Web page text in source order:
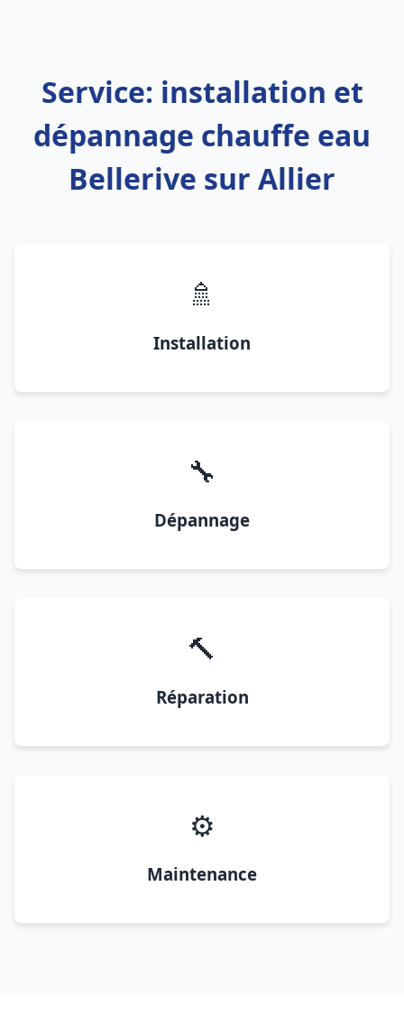
Service: installation et
dépannage chauffe eau
Bellerive sur Allier
🚿
Installation
🔧
Dépannage
🔨
Réparation
⚙️
Maintenance